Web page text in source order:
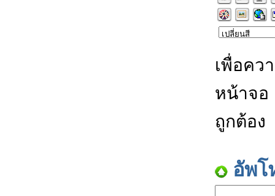
เพื่อคว
หน้าจอ
ถูกต้อง
อัพโ